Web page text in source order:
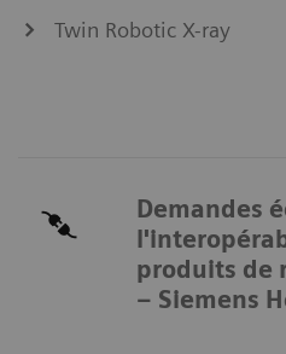
Twin Robotic X-ray
Demandes
produits de
– Siemens